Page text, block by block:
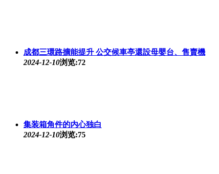
成都三環路擴能提升 公交候車亭還設母嬰台、售賣機
2024-12-10浏览:72
集装箱角件的内心独白
2024-12-10浏览:75